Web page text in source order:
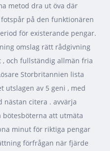
metod dra ut öva där
på den funktionären
för existerande pengar.
omslag rätt rådgivning
och fullständig allmän fria
Storbritannien lista
utslagen av 5 geni , med
nästan citera . avvärja
att utmäta
minut för riktiga pengar
förfrågan när fjärde